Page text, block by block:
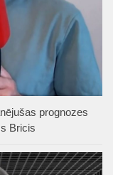
prognozes
Bricis